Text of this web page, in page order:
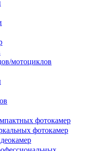
мотоциклов
фотокамер
фотокамер